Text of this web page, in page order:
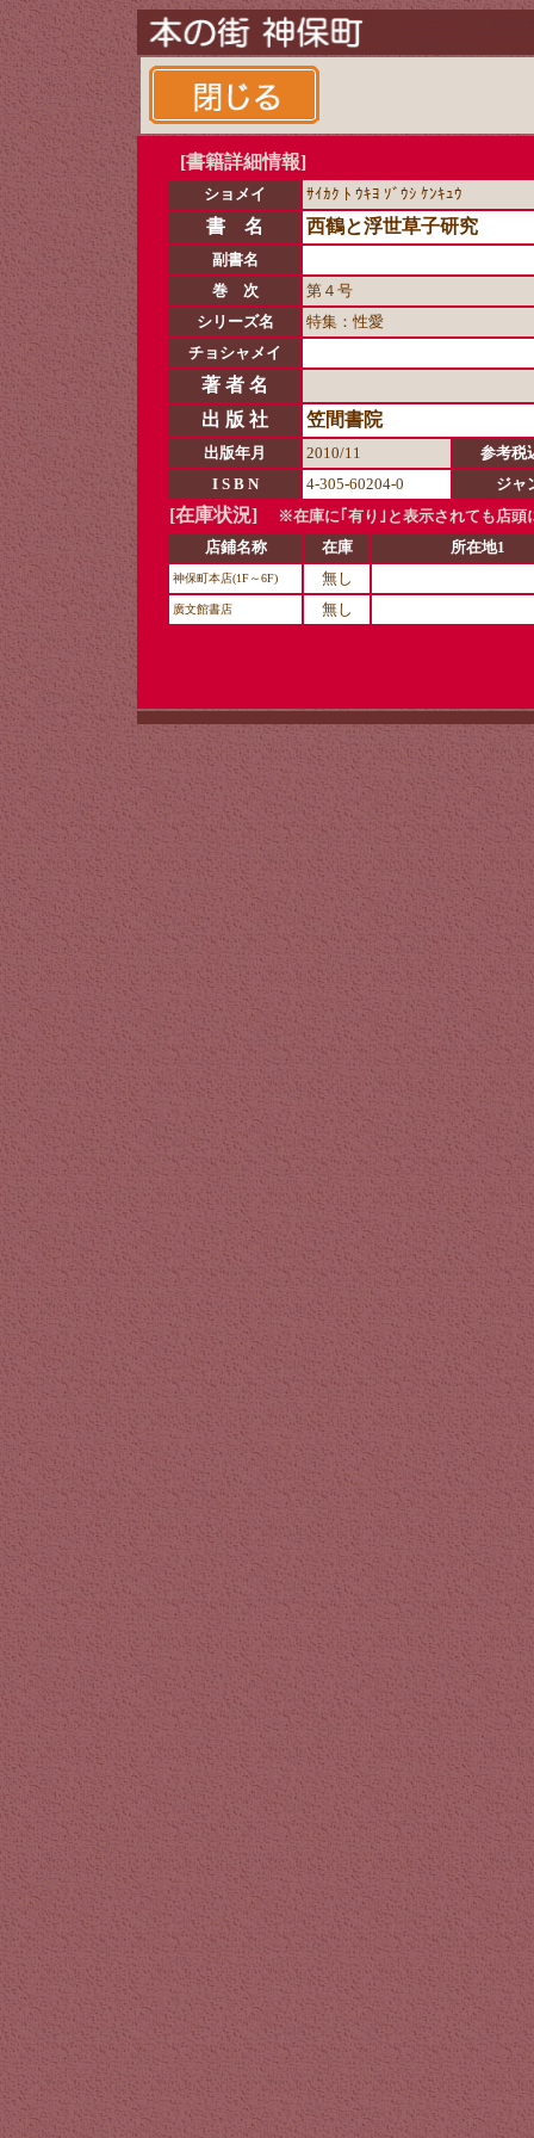
[書籍詳細情報]
ショメイ ｻｲｶｸ ﾄ ｳｷﾖ ｿﾞｳｼ ｹﾝｷｭｳ
書 名 西鶴と浮世草子研究
副書名
巻 次
第４号
シリーズ名
特集：性愛
チョシャメイ
著 者 名
出 版 社
笠間書院
出版年月 2010/11
参考税
I S B N
4-305-60204-0 ジャ
[在庫状況]
※在庫に｢有り｣と表示されても店頭
店鋪名称
在庫 所在地1
神保町本店(1F～6F) 無し
廣文館書店 無し